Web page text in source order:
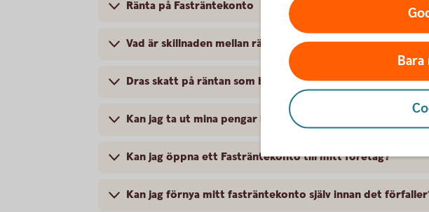
Ränta på Fasträntekonto
Vad är skillnaden mellan ränta och effektiv ränta?
Dras skatt på räntan som betalas ut för Fasträntekontot?
Kan jag ta ut mina pengar i förtid?
Kan jag öppna ett Fasträntekonto till mitt företag?
Kan jag förnya mitt fasträntekonto själv innan det